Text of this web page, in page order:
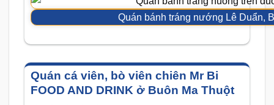
Quán bánh tráng nướng Lê Duẩn,
Quán cá viên, bò viên chiên Mr Bi
FOOD AND DRINK ở Buôn Ma Thuột